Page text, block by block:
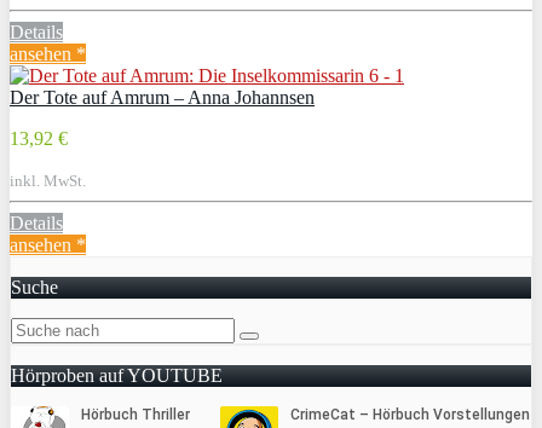
Details
ansehen *
Der Tote auf Amrum – Anna Johannsen
13,92 €
inkl. MwSt.
Details
ansehen *
Suche
Hörproben auf YOUTUBE